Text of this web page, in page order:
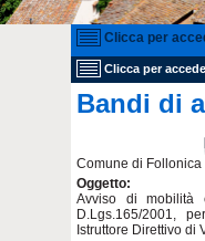
Clicca per
Clicca per
Bandi di
Comune di Follonica
Oggetto:
Avviso di mobilità
D.Lgs.165/2001,
Istruttore Direttivo di